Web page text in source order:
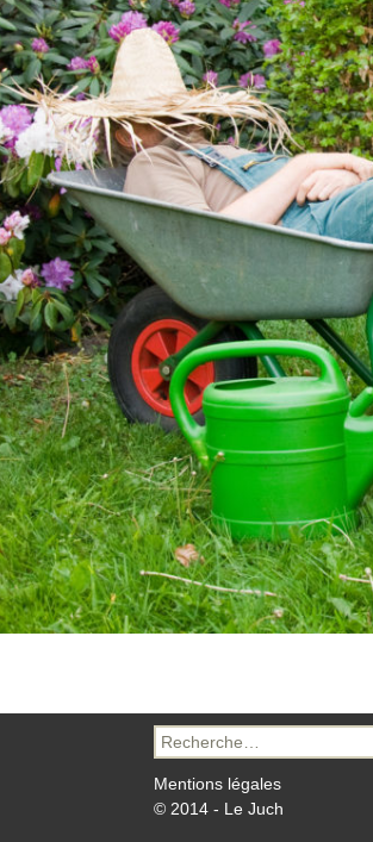
Recherche
pour :
Mentions légales
© 2014 - Le Juch